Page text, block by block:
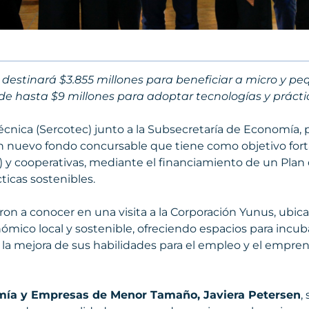
$3.855 millones para beneficiar a micro y
hasta $9 millones para adoptar tecnologías y
(Sercotec) junto a la Subsecretaría de
nuevo fondo concursable que tiene como objetivo
y cooperativas, mediante el financiamiento de un Plan
sostenibles.
a conocer en una visita a la Corporación Yunus,
local y sostenible, ofreciendo espacios para
mejora de sus habilidades para el empleo y el
y Empresas de Menor Tamaño, Javiera Petersen,